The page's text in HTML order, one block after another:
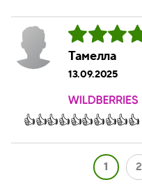
Тамелла
13.09.2025
👍👍👍👍👍👍👍👍👍👍
1 2